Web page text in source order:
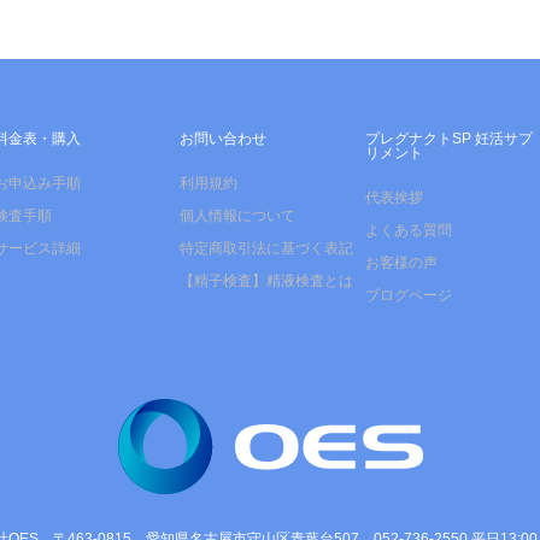
金表・購入
申込み手順
査手順
ービス詳細
お問い合わせ
利用規約
個人情報について
特定商取引法に基づく表記
【精子検査】精液検査とは
プレグナクトSP 妊活サプ
リメント
代表挨拶
よくある質問
お客様の声
ブログページ